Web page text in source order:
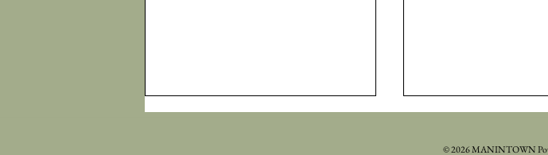
© 2026 MANINTOWN